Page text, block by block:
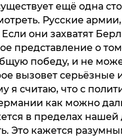
ещё одна
Русские
они захватят
представление о
победу, и не
вызовет серьёзные
я считаю, что с
как можно
в пределах нашей
Это кажется